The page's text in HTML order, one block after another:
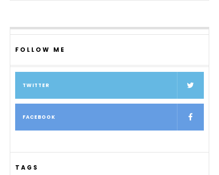
FOLLOW ME
TWITTER
FACEBOOK
TAGS